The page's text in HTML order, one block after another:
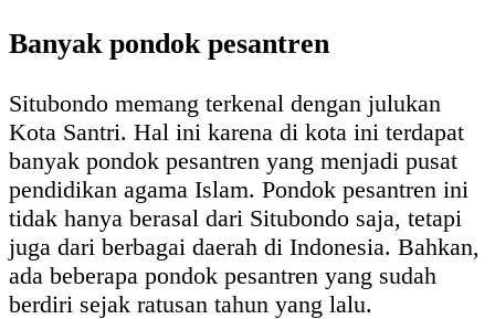
Banyak pondok pesantren
Situbondo memang terkenal dengan julukan
Kota Santri. Hal ini karena di kota ini terdapat
banyak pondok pesantren yang menjadi pusat
pendidikan agama Islam. Pondok pesantren ini
tidak hanya berasal dari Situbondo saja, tetapi
juga dari berbagai daerah di Indonesia. Bahkan,
ada beberapa pondok pesantren yang sudah
berdiri sejak ratusan tahun yang lalu.